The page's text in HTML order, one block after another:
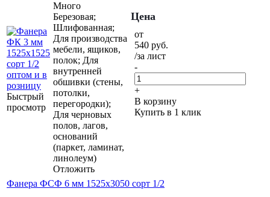
Быстрый
просмотр
Много
Березовая;
Шлифованная;
Для производства
мебели, ящиков,
полок; Для
внутренней
обшивки (стены,
потолки,
перегородки);
Для черновых
полов, лагов,
оснований
(паркет, ламинат,
линолеум)
Отложить
Цена
от
540 руб.
/за лист
-
+
В корзину
Купить в 1 клик
Фанера ФСФ 6 мм 1525х3050 сорт 1/2